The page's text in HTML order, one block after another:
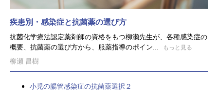
疾患別・感染症と抗菌薬の選び方
抗菌化学療法認定薬剤師の資格をもつ柳瀬先生が、各種感染症の
概要、抗菌薬の選び方から、服薬指導のポイン...
もっと見る
柳瀬 昌樹
小児の腸管感染症の抗菌薬選択２